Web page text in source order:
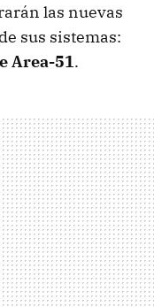
las nuevas
sus sistemas:
Area-51.